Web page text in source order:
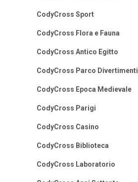
CodyCross Sport
CodyCross Flora e Fauna
CodyCross Antico Egitto
CodyCross Parco Divertimenti
CodyCross Epoca Medievale
CodyCross Parigi
CodyCross Casino
CodyCross Biblioteca
CodyCross Laboratorio